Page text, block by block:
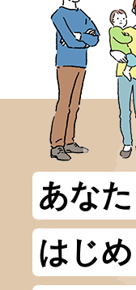
あな
はじ